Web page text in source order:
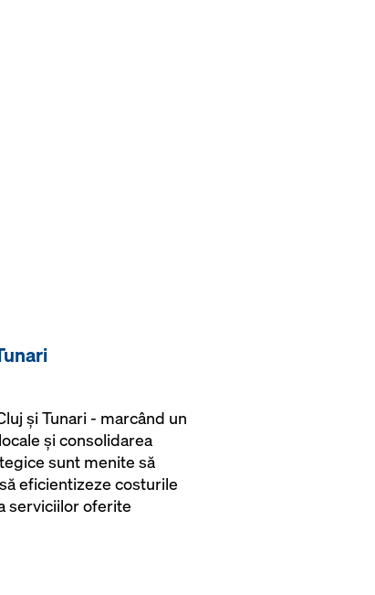
și Tunari - marcând un
și consolidarea
sunt menite să
eficientizeze costurile
serviciilor oferite